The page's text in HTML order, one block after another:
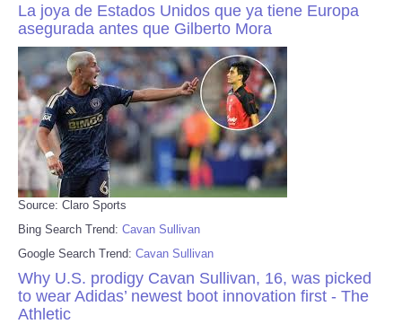
La joya de Estados Unidos que ya tiene Europa
asegurada antes que Gilberto Mora
Source: Claro Sports
Bing Search Trend: Cavan Sullivan
Google Search Trend: Cavan Sullivan
Why U.S. prodigy Cavan Sullivan, 16, was picked
to wear Adidas’ newest boot innovation first - The
Athletic